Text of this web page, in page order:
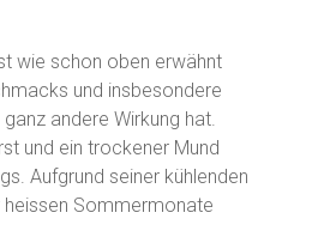
wie schon oben erwähnt
und insbesondere
ganz andere Wirkung hat.
und ein trockener Mund
Aufgrund seiner kühlenden
heissen Sommermonate